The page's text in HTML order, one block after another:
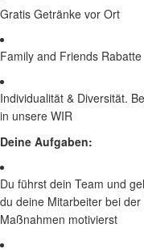
Gratis Getränke vor Ort
Family and Friends Rabatte
Individualität & Diversität.
in unsere WIR
Deine Aufgaben:
Du führst dein Team und
du deine Mitarbeiter bei
Maßnahmen motivierst